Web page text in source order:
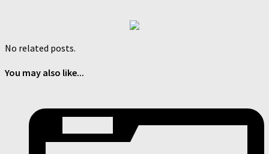
No related posts.
You may also like...